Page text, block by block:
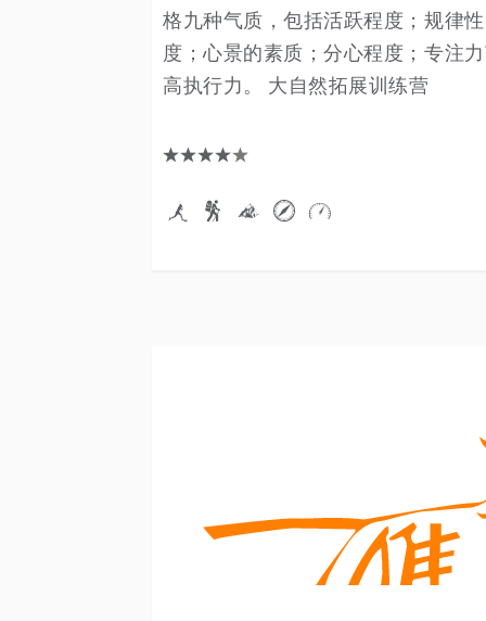
格九种气质，包括活跃程度；规律
度；心景的素质；分心程度；专注
高执行力。 大自然拓展训练营